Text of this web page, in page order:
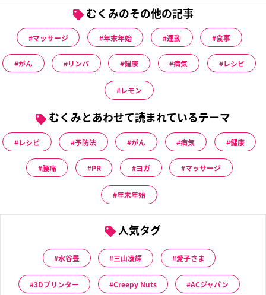
むくみのその他の記事
マッサージ 年末年始 運動 食事
がん リンパ 健康 病気 レシピ
レモン
むくみとあわせて読まれているテーマ
レシピ 予防法 がん 病気 健康
腰痛 PR ヨガ マッサージ
年末年始
人気タグ
水谷豊 三山凌輝 愛子さま
3Dプリンター Creepy Nuts ACジャパン